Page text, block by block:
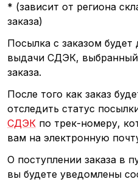
* (зависит от региона
заказа)
Посылка с заказом будет
выдачи СДЭК,
заказа.
После того как заказ
отследить статус
СДЭК по трек-номеру,
вам на электронную
О поступлении заказа в
вы будете уведомлены